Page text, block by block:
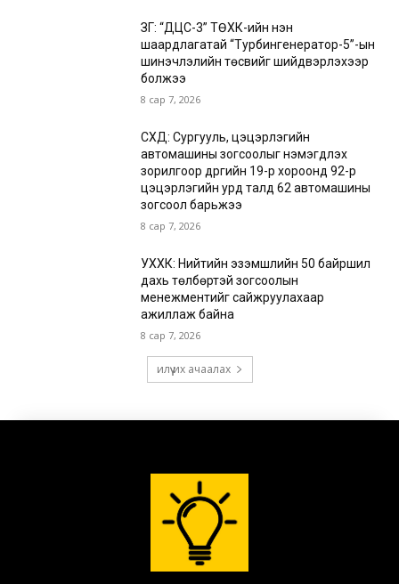
ЗГ: “ДЦС-3” ТӨХК-ийн нэн
шаардлагатай “Турбингенератор-5”-ын
шинэчлэлийн төсвийг шийдвэрлэхээр
болжээ
8 сар 7, 2026
СХД: Сургууль, цэцэрлэгийн
автомашины зогсоолыг нэмэгдүүлэх
зорилгоор дүүргийн 19-р хороонд 92-р
цэцэрлэгийн урд талд 62 автомашины
зогсоол барьжээ
8 сар 7, 2026
УХХК: Нийтийн эзэмшлийн 50 байршил
дахь төлбөртэй зогсоолын
менежментийг сайжруулахаар
ажиллаж байна
8 сар 7, 2026
илүү их ачаалах